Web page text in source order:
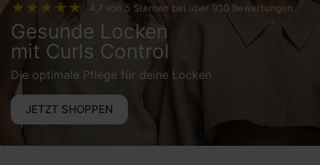
4,7 von 5 Sternen bei über 930 Bewertungen
Gesunde Locken
mit Curls Control
Die optimale Pflege für deine Locken
JETZT SHOPPEN